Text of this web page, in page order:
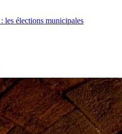
les élections municipales